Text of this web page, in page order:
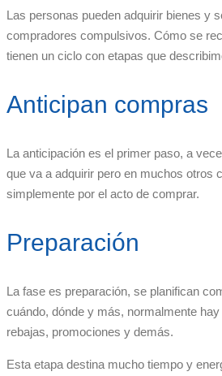
Las personas pueden adquirir bienes y
compradores compulsivos. Cómo se
tienen un ciclo con etapas que
Anticipan compras
La anticipación es el primer paso, a
que va a adquirir pero en muchos otros
simplemente por el acto de comprar.
Preparación
La fase es preparación, se planifican
cuándo, dónde y más, normalmente
rebajas, promociones y demás.
Esta etapa destina mucho tiempo y